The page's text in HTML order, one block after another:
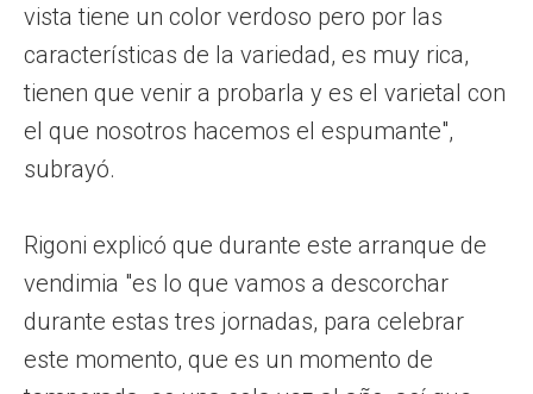
vista tiene un color verdoso pero por las
características de la variedad, es muy rica,
tienen que venir a probarla y es el varietal con
el que nosotros hacemos el espumante",
subrayó.
Rigoni explicó que durante este arranque de
vendimia "es lo que vamos a descorchar
durante estas tres jornadas, para celebrar
este momento, que es un momento de